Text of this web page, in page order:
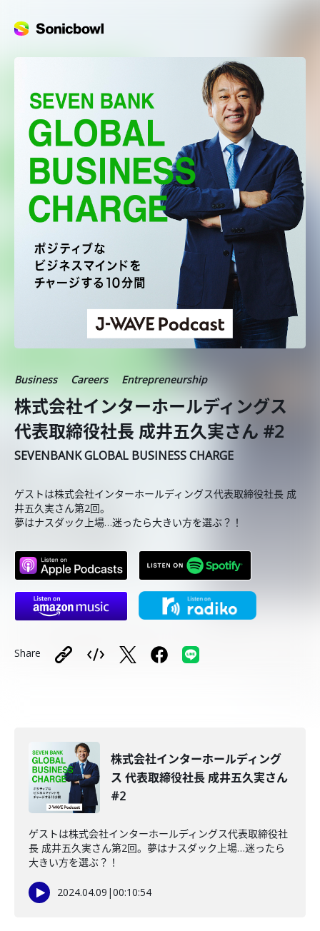
Business Careers Entrepreneurship
株式会社インターホールディングス
代表取締役社長 成井五久実さん #2
SEVENBANK GLOBAL BUSINESS CHARGE
ゲストは株式会社インターホールディングス代表取締役社長 成
井五久実さん第2回。
夢はナスダック上場…迷ったら大きい方を選ぶ？！
Share
株式会社インターホールディング
ス 代表取締役社長 成井五久実さん
#2
ゲストは株式会社インターホールディングス代表取締役社
長 成井五久実さん第2回。夢はナスダック上場…迷ったら
大きい方を選ぶ？！
2024.04.09 |00:10:54